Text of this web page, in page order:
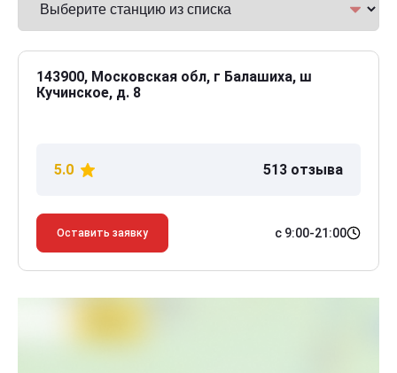
143900, Московская обл, г Балашиха, ш
Кучинское, д. 8
5.0 513 отзыва
Оставить заявку с 9:00-21:00